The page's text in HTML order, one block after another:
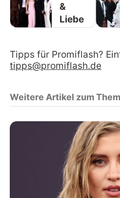
&
Liebe
Tipps für Promiflash?
tipps@promiflash.de
Weitere Artikel zum